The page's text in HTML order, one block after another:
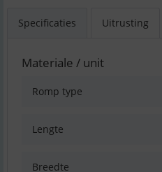
Specificaties Uitrusting
Materiale / unit
Romp type
Lengte
Breedte